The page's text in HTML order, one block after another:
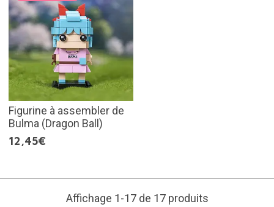
Figurine à assembler de
Bulma (Dragon Ball)
12,45€
Affichage 1-17 de 17 produits